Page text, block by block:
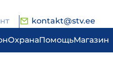
kontakt@stv.ee
ОхранаПомощьМагазин